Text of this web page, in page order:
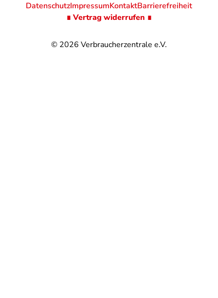
© 2026 Verbraucherzentrale e.V.
DatenschutzImpressumKontaktBarrierefreiheit
∎ Vertrag widerrufen ∎